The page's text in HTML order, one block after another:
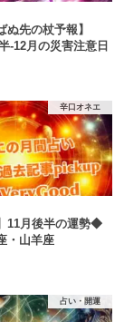
ぬ先の杖予報】
-12月の災害注意日
辛口オネエ
11月後半の運勢◆
・山羊座
占い・開運